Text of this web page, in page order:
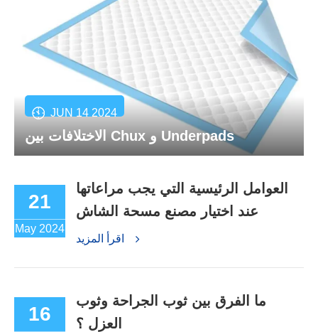
JUN 14 2024
الاختلافات بين Chux و Underpads
21
May 2024
العوامل الرئيسية التي يجب مراعاتها
عند اختيار مصنع مسحة الشاش
16
ما الفرق بين ثوب الجراحة وثوب
العزل ؟